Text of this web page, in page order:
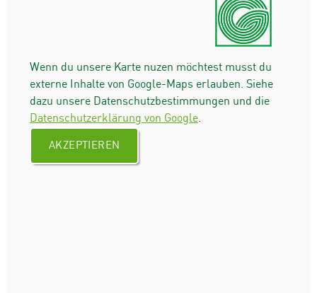
Wenn du unsere Karte nuzen möchtest musst du
externe Inhalte von Google-Maps erlauben. Siehe
dazu unsere Datenschutzbestimmungen und die
Datenschutzerklärung von Google.
AKZEPTIEREN